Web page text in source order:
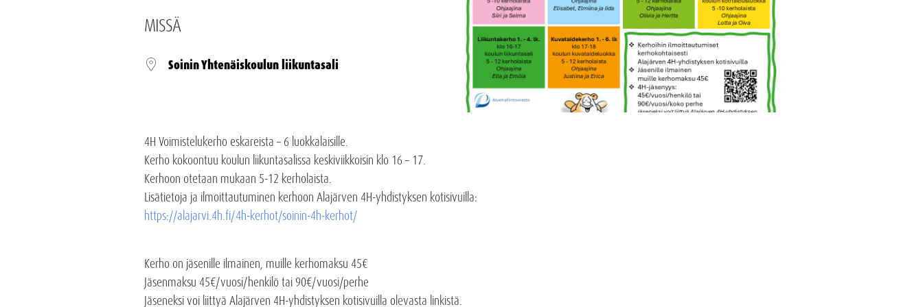
MISSÄ
Soinin Yhtenäiskoulun liikuntasali
4H Voimistelukerho eskareista – 6 luokkalaisille.
Kerho kokoontuu koulun liikuntasalissa keskiviikkoisin klo 16 – 17.
Kerhoon otetaan mukaan 5-12 kerholaista.
Lisätietoja ja ilmoittautuminen kerhoon Alajärven 4H-yhdistyksen kotisivuilla:
https://alajarvi.4h.fi/4h-kerhot/soinin-4h-kerhot/
Kerho on jäsenille ilmainen, muille kerhomaksu 45€
Jäsenmaksu 45€/vuosi/henkilö tai 90€/vuosi/perhe
Jäseneksi voi liittyä Alajärven 4H-yhdistyksen kotisivuilla olevasta linkistä.